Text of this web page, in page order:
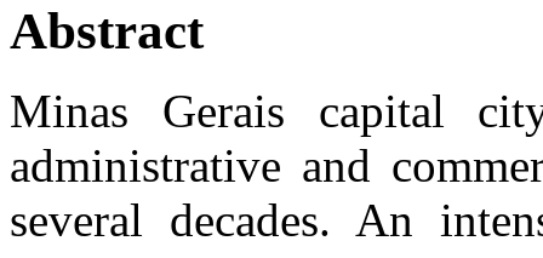
Abstract
Minas Gerais capital
administrative and
several decades. An